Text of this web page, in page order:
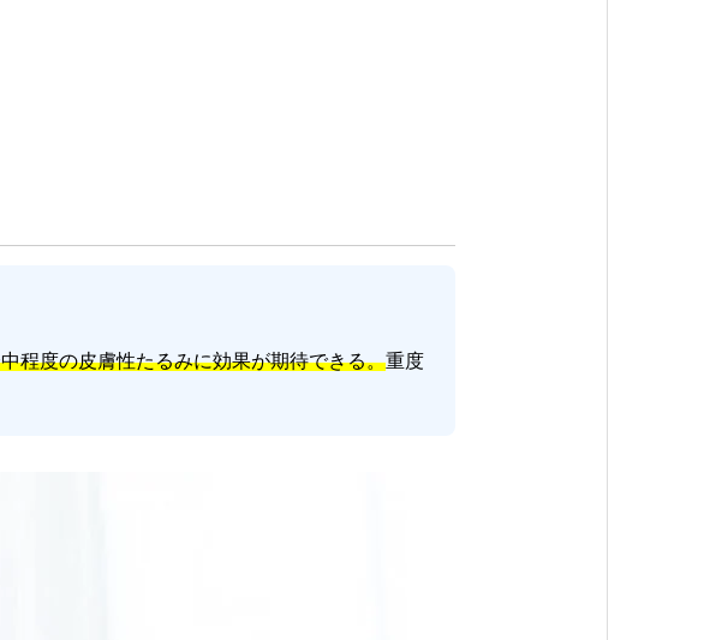
程度の皮膚性たるみに効果が期待できる。重度